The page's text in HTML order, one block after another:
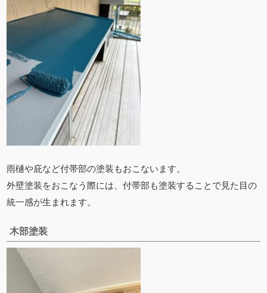
雨樋や庇など付帯部の塗装もおこないます。
外壁塗装をおこなう際には、付帯部も塗装することで見た目の
統一感が生まれます。
木部塗装